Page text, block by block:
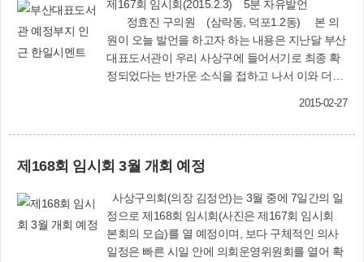
제167회 임시회(2015.2.3) 5분 자유발언
정효진 구의원 (삼락동, 덕포1.2동) 본 의
원이 오늘 발언을 하고자 하는 내용은 지난달 부산
대표도서관이 우리 사상구에 들어서기로 최종 확
정되었다는 반가운 소식을 접하고 나서 이와 더불
화지수가 전국 최하위권입니다. 그리고 동부산권
외되어 문화.교육 인프라가 매우 열악한 실정입니
다. 서부산권 중에서도 공공도서관 수가 제일 적
고, 1인당 공공도서관 서비스 대상도 부산평균 12
만명에 비해 우리 구는 24만명이나 됩니다.이러한
2015-02-27
제168회 임시회 3월 개회 예정
사상구의회(의장 김정언)는 3월 중에 7일간의 일
정으로 제168회 임시회(사진은 제167회 임시회
본회의 모습)를 열 예정이며, 보다 구체적인 의사
일정은 빠른 시일 안에 의회운영위원회를 열어 확